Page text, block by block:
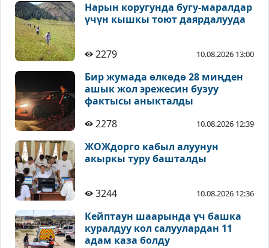
Нарын коругунда бугу-маралдар
үчүн кышкы тоют даярдалууда
2279 10.08.2026 13:00
Бир жумада өлкөдө 28 миңден
ашык жол эрежесин бузуу
фактысы аныкталды
2278
10.08.2026 12:39
ЖОЖдорго кабыл алуунун
акыркы туру башталды
3244 10.08.2026 12:36
Кейптаун шаарында үч башка
куралдуу кол салуулардан 11
адам каза болду